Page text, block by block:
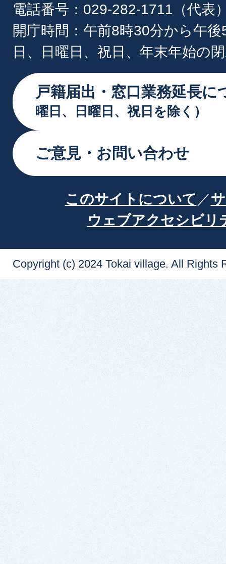
電話番号：029-282-1711（代表
開庁時間：午前8時30分から午
日、日曜日、祝日、年末年始の
戸籍届出・窓口業務延長に
曜日、日曜日、祝日を除く）
ご意見・お問い合わせ
このサイトについて
ウェブアクセシビリ
Copyright (c) 2024 Tokai village. All Rights